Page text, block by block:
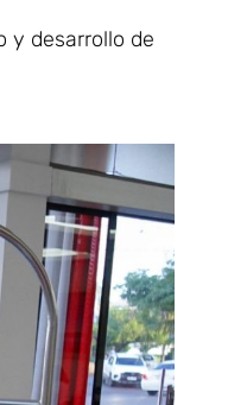
y desarrollo de